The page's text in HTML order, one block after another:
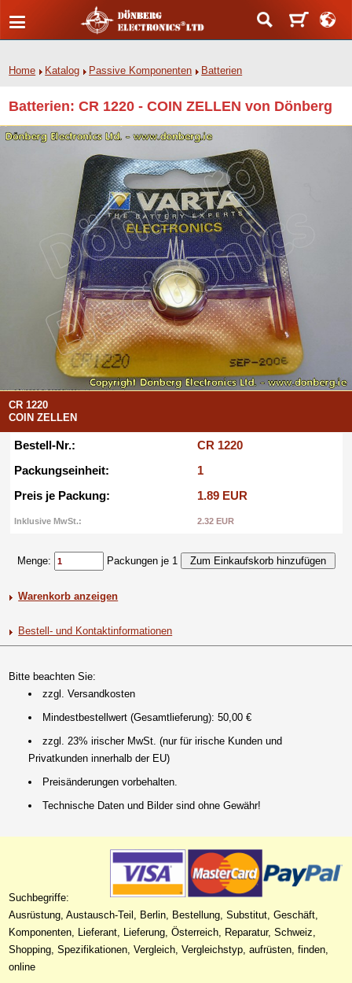
Home Katalog Passive Komponenten Batterien
Batterien: CR 1220 - COIN ZELLEN von Dönberg
CR 1220
COIN ZELLEN
Bestell-Nr.:
CR 1220
Packungseinheit:
1
Preis je Packung:
1.89 EUR
Inklusive MwSt.: 2.32 EUR
Menge: Packungen je 1
Warenkorb anzeigen
Bestell- und Kontaktinformationen
Bitte beachten Sie:
zzgl. Versandkosten
Mindestbestellwert (Gesamtlieferung): 50,00 €
zzgl. 23% irischer MwSt. (nur für irische Kunden und
Privatkunden innerhalb der EU)
Preisänderungen vorbehalten.
Technische Daten und Bilder sind ohne Gewähr!
Suchbegriffe:
Ausrüstung, Austausch-Teil, Berlin, Bestellung, Substitut, Geschäft,
Komponenten, Lieferant, Lieferung, Österreich, Reparatur, Schweiz,
Shopping, Spezifikationen, Vergleich, Vergleichstyp, aufrüsten, finden,
online